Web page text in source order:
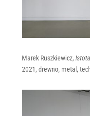
Marek Ruszkiewicz,
2021, drewno, metal,